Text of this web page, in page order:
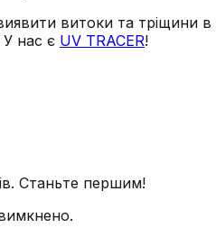
витоки та тріщини в
У нас є UV TRACER!
Станьте першим!